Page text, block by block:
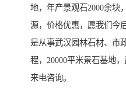
地，年产景观石2000余块
源，价格优惠，愿我们今
是从事武汉园林石材、市
程，20000平米景石基地
来电咨询。